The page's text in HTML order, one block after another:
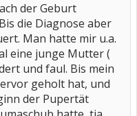
der Geburt
die Diagnose aber
Man hatte mir u.a.
eine junge Mutter (
und faul. Bis mein
geholt hat, und
der Pupertät